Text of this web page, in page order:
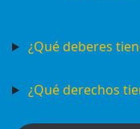
¿Qué deberes
¿Qué derechos